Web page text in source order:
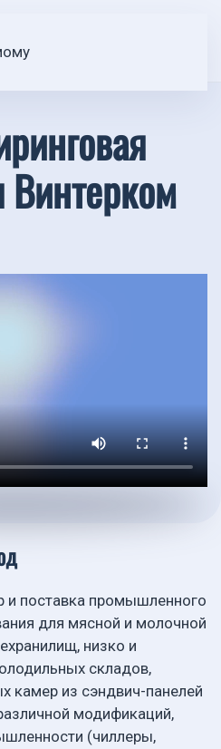
и поставка промышленного
для мясной и молочной
низко и
складов,
камер из сэндвич-панелей
модификаций,
(чиллеры,